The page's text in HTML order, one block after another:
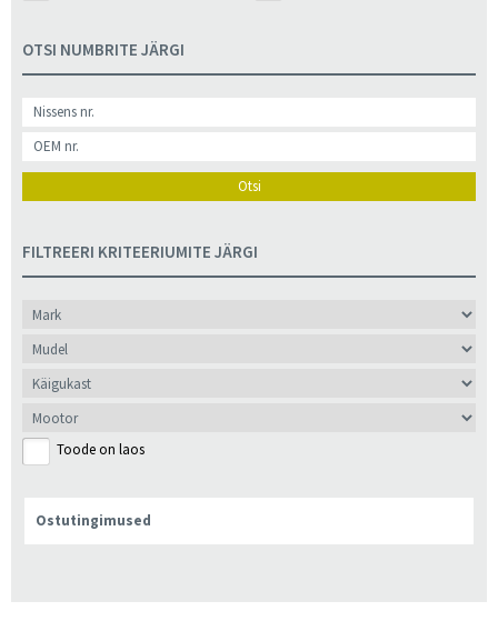
OTSI NUMBRITE JÄRGI
Otsi
FILTREERI KRITEERIUMITE JÄRGI
Toode on laos
Ostutingimused